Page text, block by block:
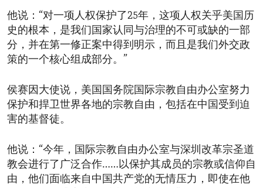
他说：“对一项人权保护了25年，这项人权关乎美国历
史的根本，是我们国家认同与治理的不可或缺的一部
分，并在第一修正案中得到明示，而且是我们外交政
策的一个核心组成部分。”
侯赛因大使说，美国国务院国际宗教自由办公室努力
保护和捍卫世界各地的宗教自由，包括在中国受到迫
害的基督徒。
他说：“今年，国际宗教自由办公室与深圳改革宗圣道
教会进行了广泛合作……以保护其成员的宗教或信仰自
由，他们面临来自中国共产党的无情压力，即使在他